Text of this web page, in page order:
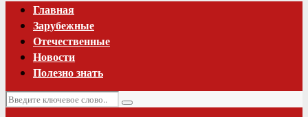
Главная
Зарубежные
Отечественные
Новости
Полезно знать
Искать:
Поиск